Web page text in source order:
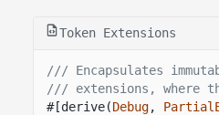
Token Extensions
/// Encapsulates
/// extensions, where
#[derive(Debug,